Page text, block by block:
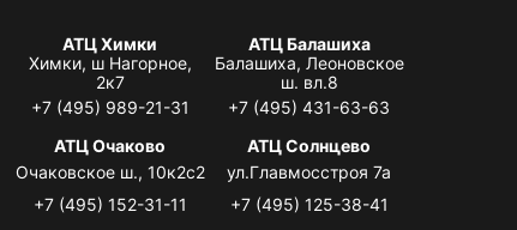
АТЦ Химки
Химки, ш Нагорное,
2к7
+7 (495) 989-21-31
АТЦ Балашиха
Балашиха, Леоновское
ш. вл.8
+7 (495) 431-63-63
АТЦ Очаково
Очаковское ш., 10к2с2
+7 (495) 152-31-11
АТЦ Солнцево
ул.Главмосстроя 7а
+7 (495) 125-38-41